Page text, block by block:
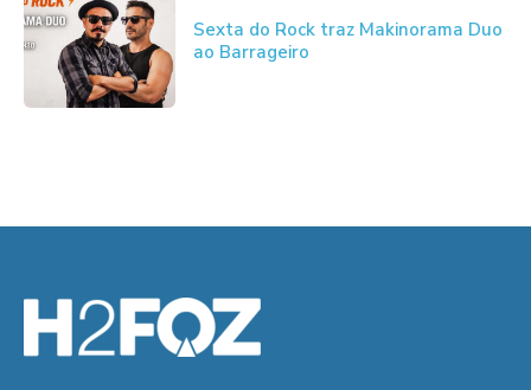
Sexta do Rock traz Makinorama Duo
ao Barrageiro